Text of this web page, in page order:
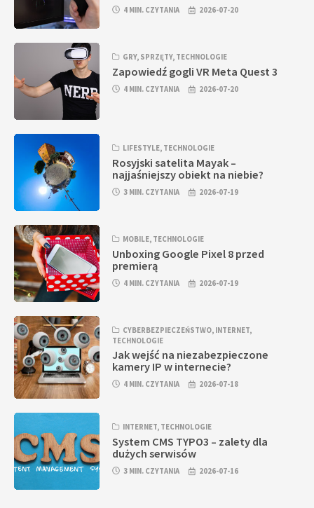
4 MIN. CZYTANIA 2026-07-20
GRY, SPRZĘTY, TECHNOLOGIE
Zapowiedź gogli VR Meta Quest 3
4 MIN. CZYTANIA 2026-07-20
LIFESTYLE, TECHNOLOGIE
Rosyjski satelita Mayak –
najjaśniejszy obiekt na niebie?
3 MIN. CZYTANIA 2026-07-19
MOBILE, TECHNOLOGIE
Unboxing Google Pixel 8 przed
premierą
4 MIN. CZYTANIA 2026-07-19
CYBERBEZPIECZEŃSTWO, INTERNET,
TECHNOLOGIE
Jak wejść na niezabezpieczone
kamery IP w internecie?
4 MIN. CZYTANIA 2026-07-18
INTERNET, TECHNOLOGIE
System CMS TYPO3 – zalety dla
dużych serwisów
3 MIN. CZYTANIA 2026-07-16